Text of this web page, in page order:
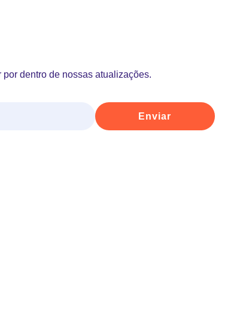
dentro de nossas atualizações.
Enviar